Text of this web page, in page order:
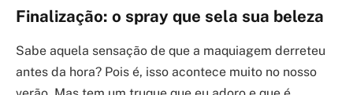
Finalização: o spray que sela sua beleza
Sabe aquela sensação de que a maquiagem derreteu
antes da hora? Pois é, isso acontece muito no nosso